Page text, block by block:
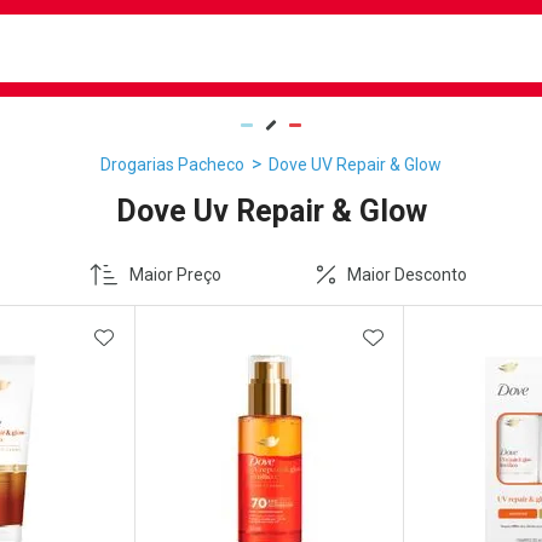
Drogarias Pacheco Dove UV Repair & Glow
Dove Uv Repair & Glow
Maior Preço Maior Desconto
ADICIONAR AOS FAVORITOSADICIONAR AOS